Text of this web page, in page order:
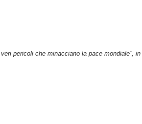
pericoli che minacciano la pace mondiale”, in